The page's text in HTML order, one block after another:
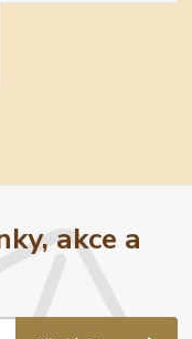
akce a